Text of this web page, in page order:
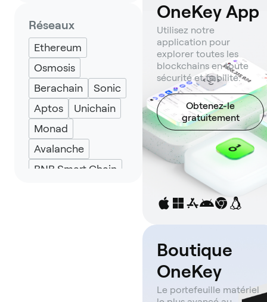
Backpack
Eternl
UniSat
Réseaux
Ethereum
Osmosis
Berachain
Sonic
Aptos
Unichain
Monad
Avalanche
BNB Smart Chain
OneKey App
Utilisez notre
application pour
explorer toutes les
blockchains en toute
sécurité et fiabilité.
Obtenez-le
gratuitement
Boutique
OneKey
Le portefeuille matériel